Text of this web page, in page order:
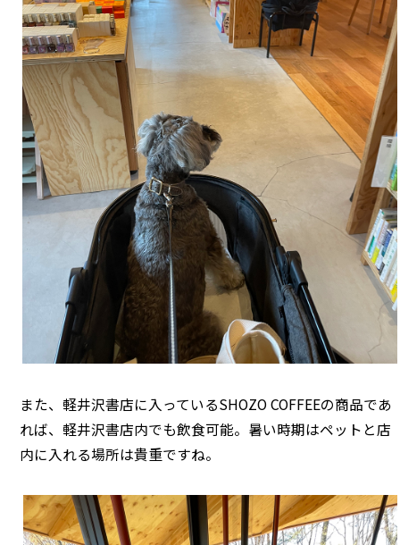
また、軽井沢書店に入っているSHOZO COFFEEの商品であ
れば、軽井沢書店内でも飲食可能。暑い時期はペットと店
内に入れる場所は貴重ですね。